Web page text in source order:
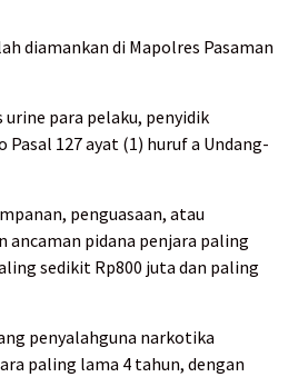
diamankan di Mapolres Pasaman
para pelaku, penyidik
127 ayat (1) huruf a Undang-
penguasaan, atau
ancaman pidana penjara paling
sedikit Rp800 juta dan paling
penyalahguna narkotika
paling lama 4 tahun, dengan